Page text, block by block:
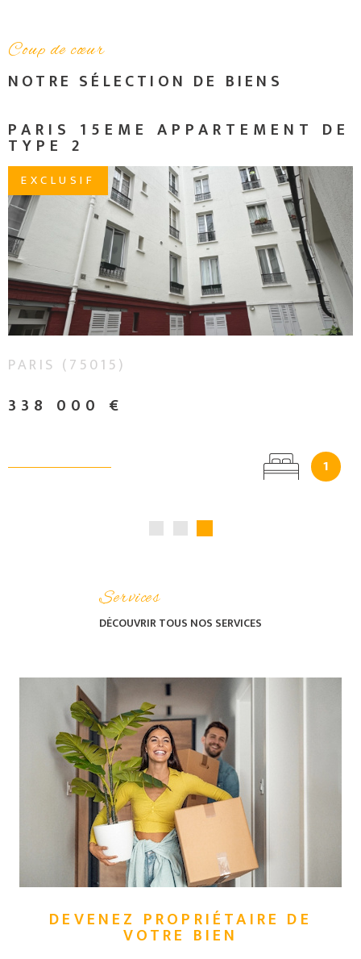
Notre agence
immobilière située à
étant surnommée la
"petite Venise du Nord",
maisons et
appartements à
louer. Que vous soyez
acquéreur ou
propriétaire, nos agents
professionnels de
l’immobilier vous
conseillent et vous
accompagnent depuis la
construction jusqu’à la
projet immobilier.
Agence immobilière à
immobilière dans
réalisation de votre
immobilier dans la
Somme. Notre équipe
quartiers d'Amiens mais
également sur les secteurs
voisins comme àVillers
Bretonneux,Sains-en-
Amiénoisou bien àBoves.
Vous souhaitez acheter,
louer, vendre ou faire
estimer la valeur de votre
appartement, votre maison
ou votre terrain ? Nous
sommes à votre écoute
pour répondre à vos
Nos appartements et
Coup de cœur
NOTRE SÉLECTION DE BIENS
PARIS 15EME APPARTEMENT DE
TYPE 2
EXCLUSIF
VOIR LE BIEN
PARIS (75015)
338 000 €
1
Services
DÉCOUVRIR TOUS NOS SERVICES
DEVENEZ PROPRIÉTAIRE DE
VOTRE BIEN